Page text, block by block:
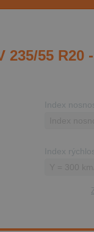
235/55 R20
Index
Index